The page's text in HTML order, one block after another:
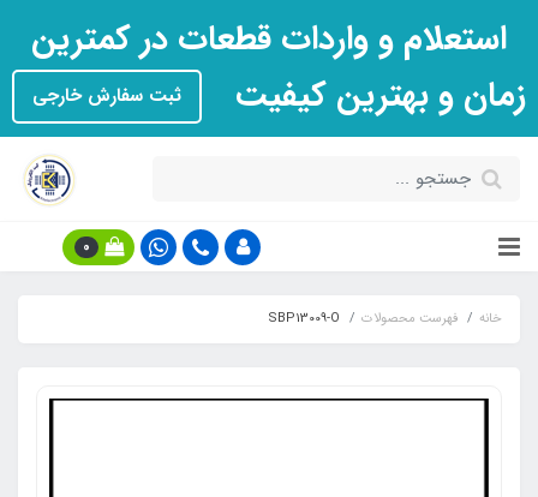
استعلام و واردات قطعات در کمترین
زمان و بهترین کیفیت
ثبت سفارش خارجی
0
خانه فهرست محصولات SBP13009-O